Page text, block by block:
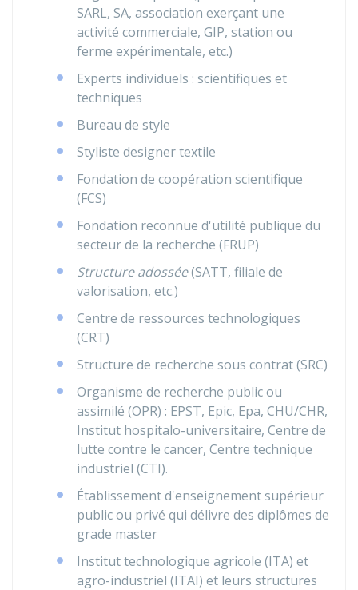
SARL, SA, association exerçant une
activité commerciale, GIP, station ou
ferme expérimentale, etc.)
Experts individuels : scientifiques et
techniques
Bureau de style
Styliste designer textile
Fondation de coopération scientifique
(FCS)
Fondation reconnue d'utilité publique du
secteur de la recherche (FRUP)
Structure adossée(SATT, filiale de
valorisation, etc.)
Centre de ressources technologiques
(CRT)
Structure de recherche sous contrat (SRC)
Organisme de recherche public ou
assimilé (OPR) : EPST, Epic, Epa, CHU/CHR,
Institut hospitalo-universitaire, Centre de
lutte contre le cancer, Centre technique
industriel (CTI).
Établissement d'enseignement supérieur
public ou privé qui délivre des diplômes de
grade master
Institut technologique agricole (ITA) et
agro-industriel (ITAI) et leurs structures